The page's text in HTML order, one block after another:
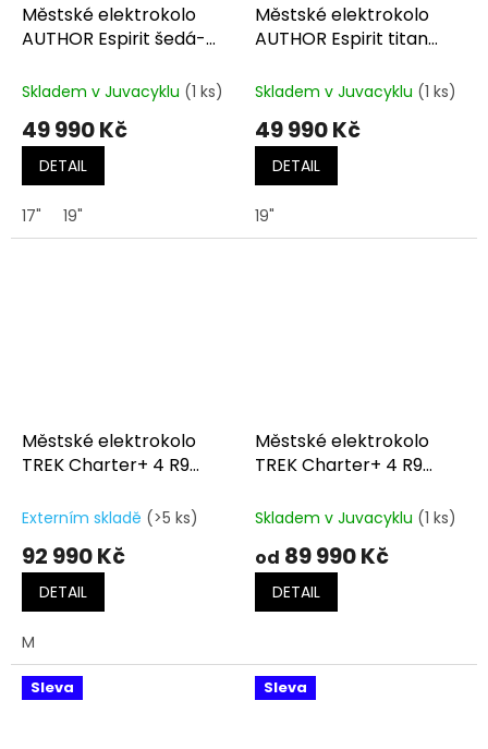
Městské elektrokolo
AUTHOR Espirit šedá-
Skladem v Juvacyklu (1 ks)
49 990 Kč
DETAIL
17" 19"
Městské elektrokolo
AUTHOR Espirit titan
Skladem v Juvacyklu (1 ks)
49 990 Kč
DETAIL
19"
Městské elektrokolo
TREK Charter+ 4 R9
Green
Externím skladě (>5 ks)
92 990 Kč
DETAIL
M
Městské elektrokolo
TREK Charter+ 4 R9
Silver
Skladem v Juvacyklu (1 ks)
od 89 990 Kč
DETAIL
Sleva Sleva